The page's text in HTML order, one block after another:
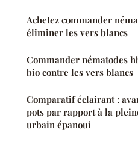
Achetez commander
éliminer les vers blancs
Commander nématodes
bio contre les vers blancs
Comparatif éclairant :
pots par rapport à la
urbain épanoui